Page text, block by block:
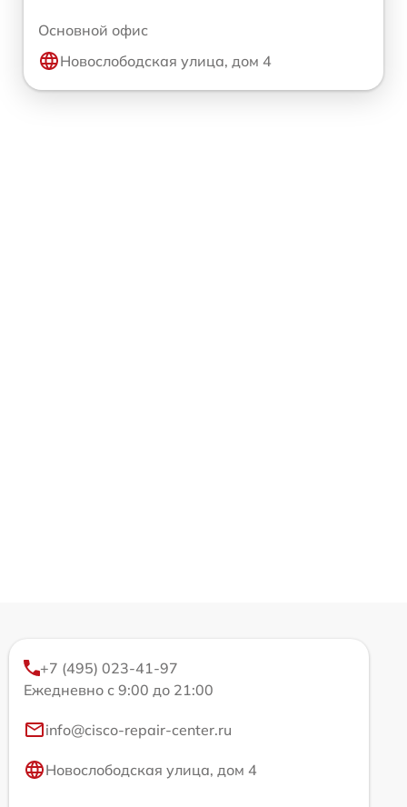
Основной офис
Новослободская улица, дом 4
+7 (495) 023-41-97
Ежедневно с 9:00 до 21:00
info@cisco-repair-center.ru
Новослободская улица, дом 4